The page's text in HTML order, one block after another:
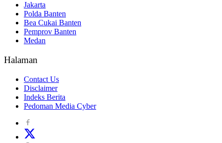
Jakarta
Polda Banten
Bea Cukai Banten
Pemprov Banten
Medan
Halaman
Contact Us
Disclaimer
Indeks Berita
Pedoman Media Cyber